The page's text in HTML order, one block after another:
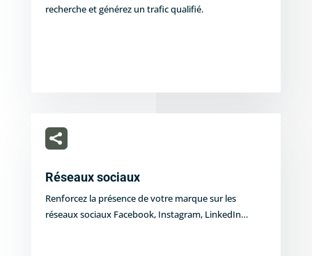
recherche et générez un trafic qualifié.

Réseaux sociaux
Renforcez la présence de votre marque sur les
réseaux sociaux Facebook, Instagram, LinkedIn…